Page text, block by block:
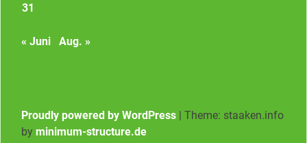
31
« Juni Aug. »
Proudly powered by WordPress | Theme: staaken.info
by minimum-structure.de